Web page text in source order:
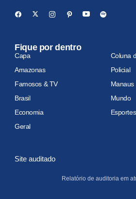
Fique por dentro
Capa
Coluna
Amazonas
Policial
Famosos & TV
Manaus
Brasil
Mundo
Economia
Esportes
Geral
Site auditado
Relatório de auditoria em